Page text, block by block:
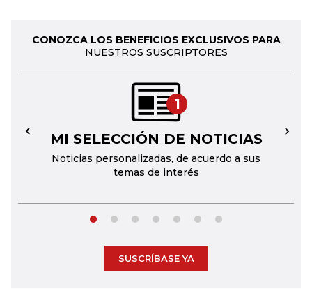
CONOZCA LOS BENEFICIOS EXCLUSIVOS PARA
NUESTROS SUSCRIPTORES
1
MI SELECCIÓN DE NOTICIAS
Noticias personalizadas, de acuerdo a sus
temas de interés
← →
SUSCRÍBASE YA